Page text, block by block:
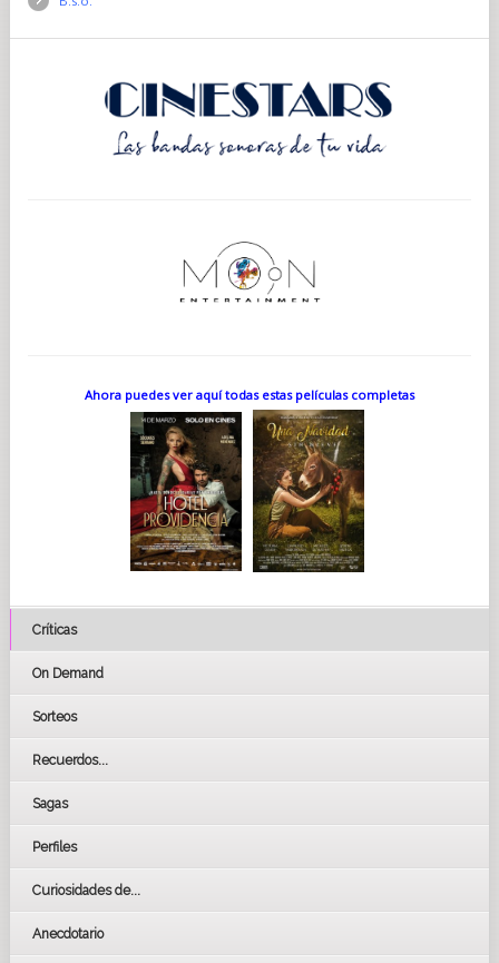
Ahora puedes ver aquí todas estas películas completas
Críticas
On Demand
Sorteos
Recuerdos...
Sagas
Perfiles
Curiosidades de...
Anecdotario